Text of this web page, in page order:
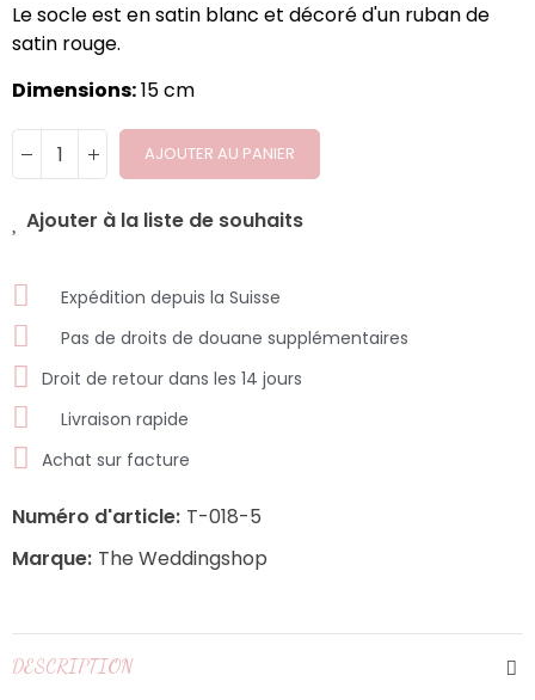
Le socle est en satin blanc et décoré d'un ruban de
satin rouge.
Dimensions:15 cm
AJOUTER AU PANIER
Ajouter à la liste de souhaits
Expédition depuis la Suisse
Pas de droits de douane supplémentaires
Droit de retour dans les 14 jours
Livraison rapide
Achat sur facture
Numéro d'article: T-018-5
Marque: The Weddingshop
DESCRIPTION